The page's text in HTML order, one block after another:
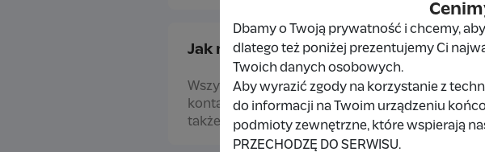
Jak mogę wypłacić otrzymane
Wszystkie środki zebrane w serwisie Suppi
konta. Pamiętaj jednak, że warunkiem wypłaty
także możliwość zlecenia ręcznej wypłaty
Dbamy o Twoją prywatność i chcemy,
dlatego też poniżej prezentujemy Ci
Twoich danych osobowych.
Aby wyrazić zgody na korzystanie z
do informacji na Twoim urządzeniu
podmioty zewnętrzne, które wspierają
PRZECHODZĘ DO SERWISU.